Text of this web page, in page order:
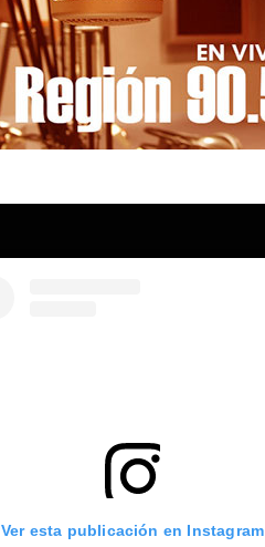
Ver esta publicación en Instagram